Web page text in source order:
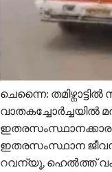
ചെന്നൈ:
വാതകച്ചോർച്ചയിൽ
ഇതരസംസ്ഥാന
റവന്യൂ, ഹെൽത്ത്